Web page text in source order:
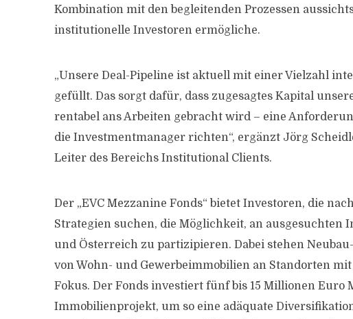
Kombination mit den begleitenden Prozessen
institutionelle Investoren ermögliche.
„Unsere Deal-Pipeline ist aktuell mit einer Vielzahl
gefüllt. Das sorgt dafür, dass zugesagtes Kapital
rentabel ans Arbeiten gebracht wird – eine
die Investmentmanager richten“, ergänzt Jörg
Leiter des Bereichs Institutional Clients.
Der „EVC Mezzanine Fonds“ bietet Investoren, die
Strategien suchen, die Möglichkeit, an ausgesuchten
und Österreich zu partizipieren. Dabei stehen
von Wohn- und Gewerbeimmobilien an Standorten
Fokus. Der Fonds investiert fünf bis 15 Millionen Euro
Immobilienprojekt, um so eine adäquate